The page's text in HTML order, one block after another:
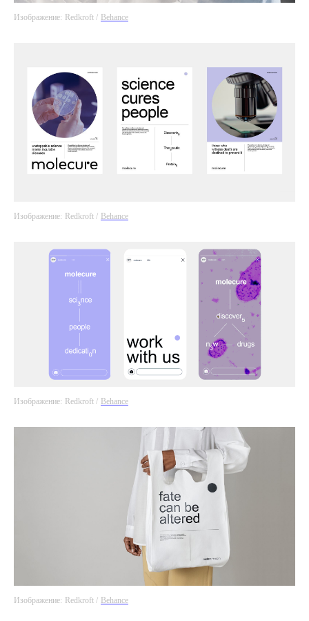
Изображение: Redkroft / Behance
Изображение: Redkroft / Behance
Изображение: Redkroft / Behance
Изображение: Redkroft / Behance